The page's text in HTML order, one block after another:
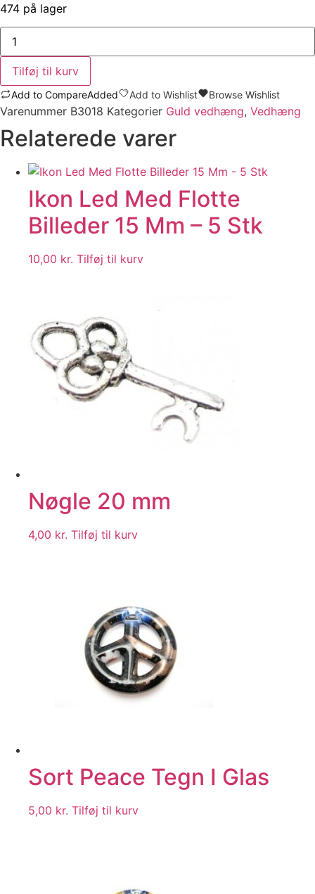
474 på lager
Engel
Guld
mm
-
2
stk
Tilføj til kurv
Add to CompareAdded Add to Wishlist Browse Wishlist
Varenummer B3018 Kategorier Guld vedhæng, Vedhæng
Relaterede varer
Ikon Led Med Flotte
Billeder 15 Mm – 5 Stk
10,00 kr. Tilføj til kurv
Nøgle 20 mm
4,00 kr. Tilføj til kurv
Sort Peace Tegn I Glas
5,00 kr. Tilføj til kurv